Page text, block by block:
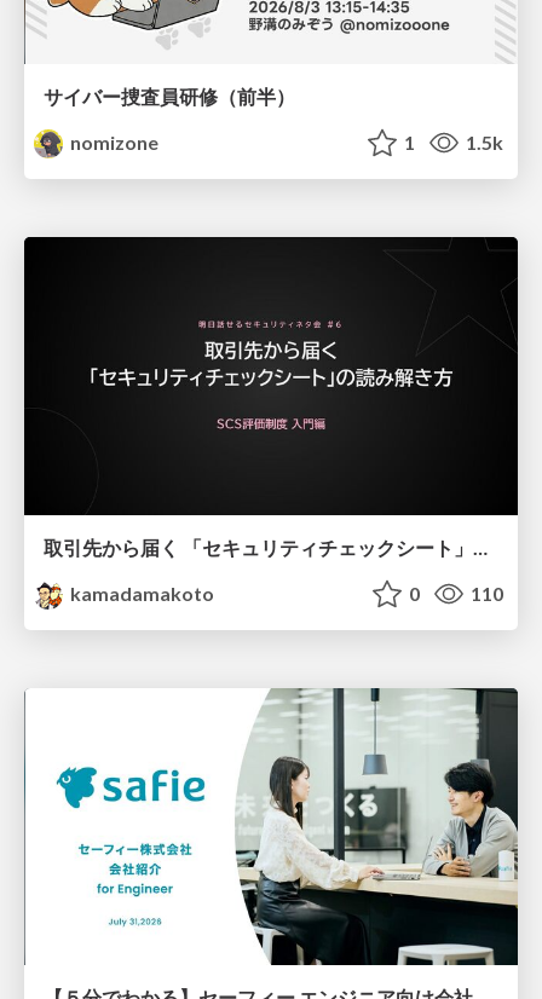
サイバー捜査員研修（前半）
nomizone
1 1.5k
kamadamakoto
0 110